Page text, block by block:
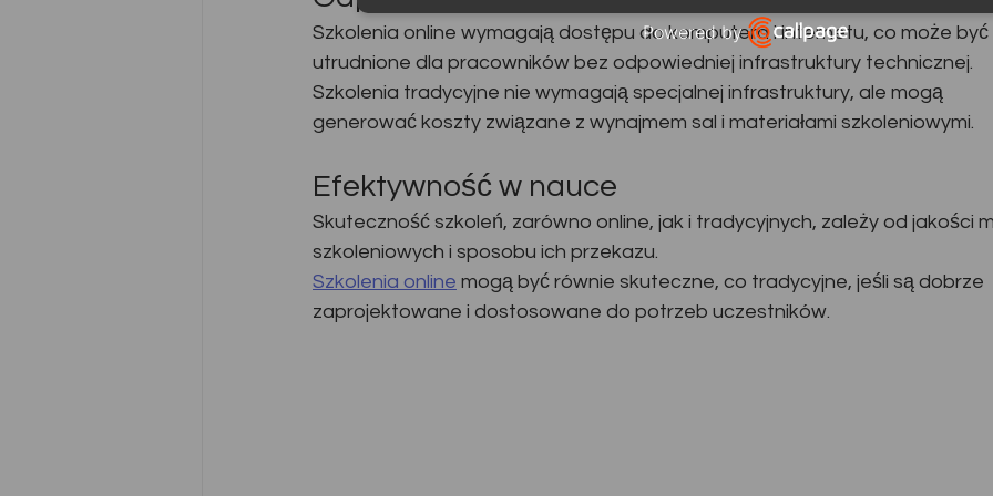
Szkolenia online wymagają dostępu do komputera i internetu, co może być
utrudnione dla pracowników bez odpowiedniej infrastruktury technicznej.
Szkolenia tradycyjne nie wymagają specjalnej infrastruktury, ale mogą
generować koszty związane z wynajmem sal i materiałami szkoleniowymi.
Efektywność w nauce
Skuteczność szkoleń, zarówno online, jak i tradycyjnych, zależy od jakości
szkoleniowych i sposobu ich przekazu.
Szkolenia online mogą być równie skuteczne, co tradycyjne, jeśli są dobrze
zaprojektowane i dostosowane do potrzeb uczestników.
marketingu bezpośredniego naszych produktów i usług. Podstawą prawną
przetwarzania jest uzasadniony interes Administratora.Więcej szczegółów
Powered by
Open link in new window